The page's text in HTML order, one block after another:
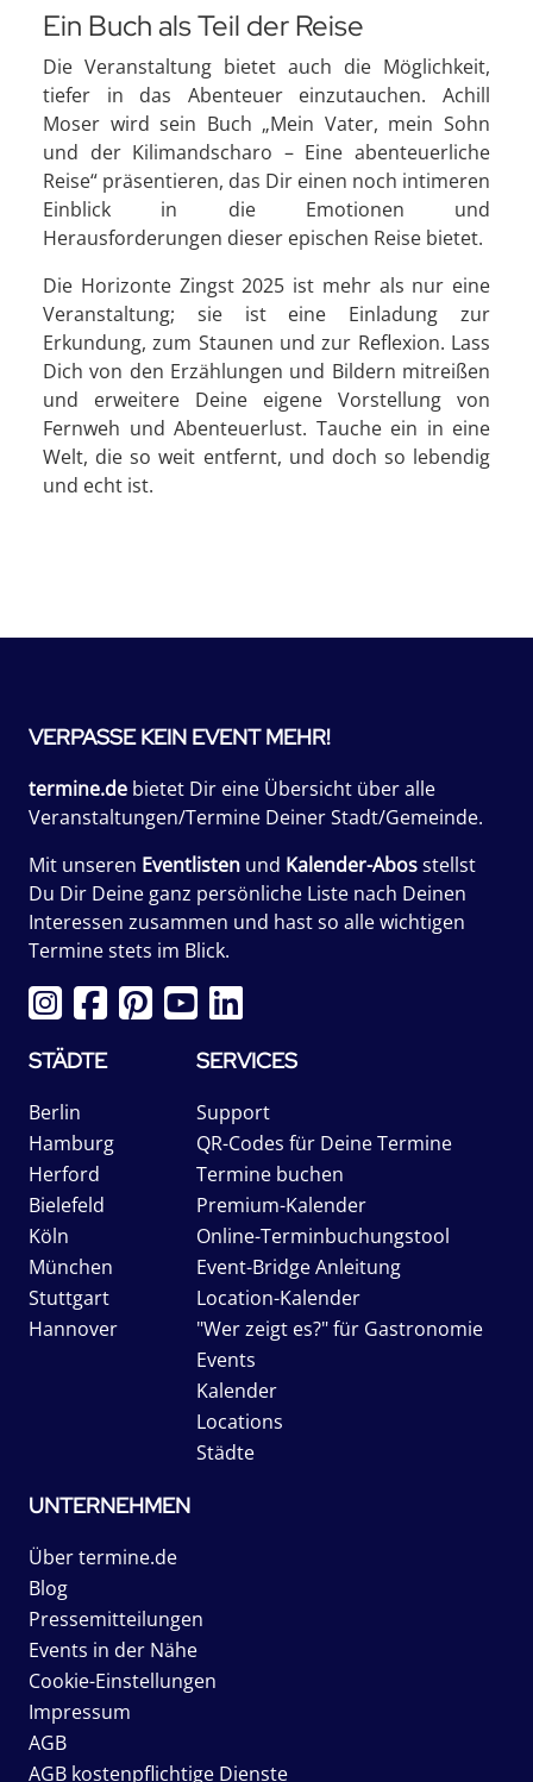
Ein Buch als Teil der Reise
Die Veranstaltung bietet auch die Möglichkeit,
tiefer in das Abenteuer einzutauchen. Achill
Moser wird sein Buch „Mein Vater, mein Sohn
und der Kilimandscharo – Eine abenteuerliche
Reise“ präsentieren, das Dir einen noch intimeren
Einblick in die Emotionen und
Herausforderungen dieser epischen Reise bietet.
Die Horizonte Zingst 2025 ist mehr als nur eine
Veranstaltung; sie ist eine Einladung zur
Erkundung, zum Staunen und zur Reflexion. Lass
Dich von den Erzählungen und Bildern mitreißen
und erweitere Deine eigene Vorstellung von
Fernweh und Abenteuerlust. Tauche ein in eine
Welt, die so weit entfernt, und doch so lebendig
und echt ist.
VERPASSE KEIN EVENT MEHR!
termine.de bietet Dir eine Übersicht über alle
Veranstaltungen/Termine Deiner Stadt/Gemeinde.
Mit unseren Eventlisten und Kalender-Abosstellst
Du Dir Deine ganz persönliche Liste nach Deinen
Interessen zusammen und hast so alle wichtigen
Termine stets im Blick.
STÄDTE
Berlin
Hamburg
Herford
Bielefeld
Köln
München
Stuttgart
Hannover
SERVICES
Support
QR-Codes für Deine Termine
Termine buchen
Premium-Kalender
Online-Terminbuchungstool
Event-Bridge Anleitung
Location-Kalender
"Wer zeigt es?" für Gastronomie
Events
Kalender
Locations
Städte
UNTERNEHMEN
Über termine.de
Blog
Pressemitteilungen
Events in der Nähe
Cookie-Einstellungen
Impressum
AGB
AGB kostenpflichtige Dienste